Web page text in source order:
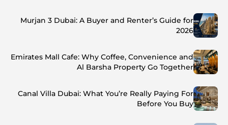
Murjan 3 Dubai: A Buyer and Renter’s Guide for
2026
Emirates Mall Cafe: Why Coffee, Convenience and
Al Barsha Property Go Together
Canal Villa Dubai: What You’re Really Paying For
Before You Buy